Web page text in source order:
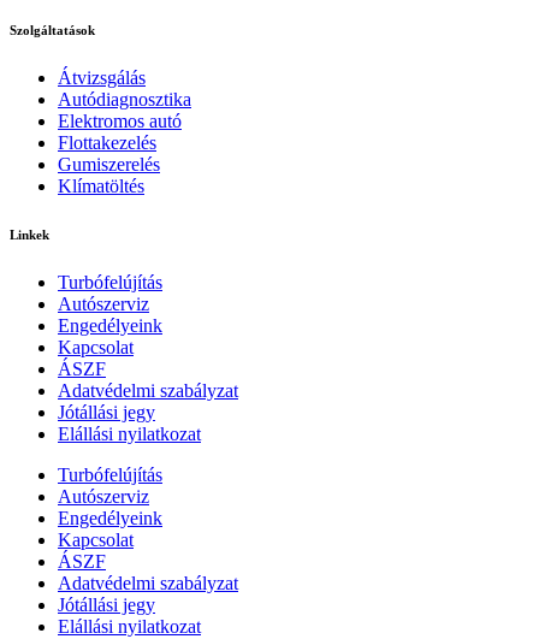
Szolgáltatások
Átvizsgálás
Autódiagnosztika
Elektromos autó
Flottakezelés
Gumiszerelés
Klímatöltés
Linkek
Turbófelújítás
Autószerviz
Engedélyeink
Kapcsolat
ÁSZF
Adatvédelmi szabályzat
Jótállási jegy
Elállási nyilatkozat
Turbófelújítás
Autószerviz
Engedélyeink
Kapcsolat
ÁSZF
Adatvédelmi szabályzat
Jótállási jegy
Elállási nyilatkozat